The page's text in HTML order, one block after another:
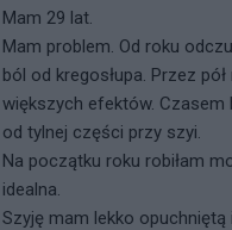
Mam 29 lat.
Mam problem. Od roku
ból od kregosłupa. Przez
większych efektów. Czasem
od tylnej części przy szyi.
Na początku roku robiłam
idealna.
Szyję mam lekko opuchniętą